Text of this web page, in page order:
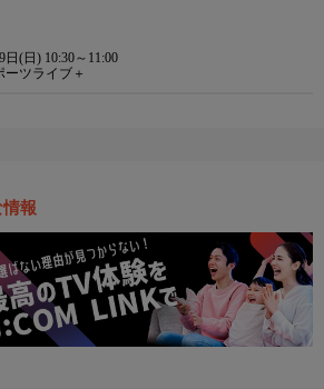
日(日) 10:30～11:00
ーツライブ＋
報